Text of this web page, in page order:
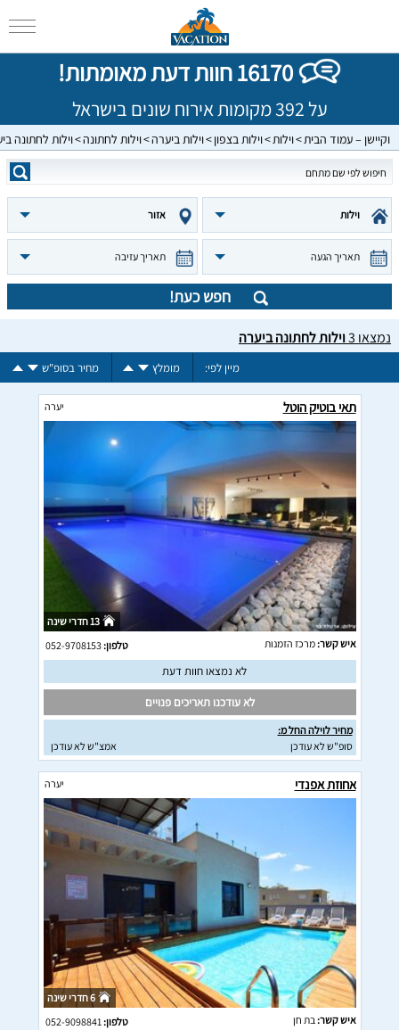
16170 חוות דעת מאומתות!
על 392 מקומות אירוח שונים בישראל
וקיישן – עמוד הבית וילות וילות בצפון וילות ביערה וילות לחתונה וילות לחתונה
וילות אזור
תאריך הגעה תאריך עזיבה
חפש כעת!
נמצאו 3וילות לחתונה ביערה
מיין לפי: מומלץ מחיר בסופ"ש
תאי בוטיק הוטל יערה
13 חדרי שינה
איש קשר:מרכז הזמנות טלפון:052-9708153
לא נמצאו חוות דעת
לא עודכנו תאריכים פנויים
מחיר לוילה החל מ:
סופ"ש לא עודכן
אמצ"ש לא עודכן
אחוזת אפנדי יערה
6 חדרי שינה
איש קשר:בת חן טלפון:052-9098841